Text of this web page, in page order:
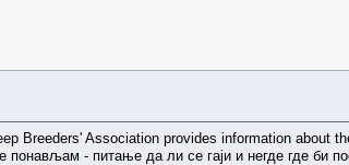
Breeders' Association provides information about
понављам - питање да ли се гаји и негде где би